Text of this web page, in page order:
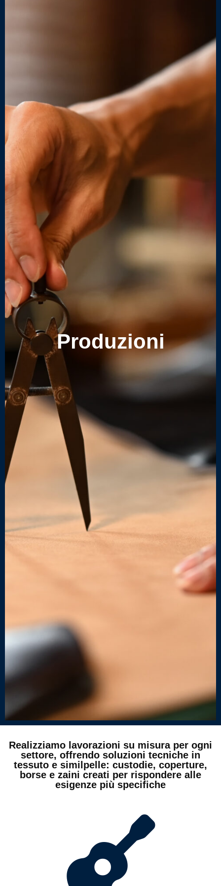
Produzioni
Realizziamo lavorazioni su misura per ogni
settore, offrendo soluzioni tecniche in
tessuto e similpelle: custodie, coperture,
borse e zaini creati per rispondere alle
esigenze più specifiche